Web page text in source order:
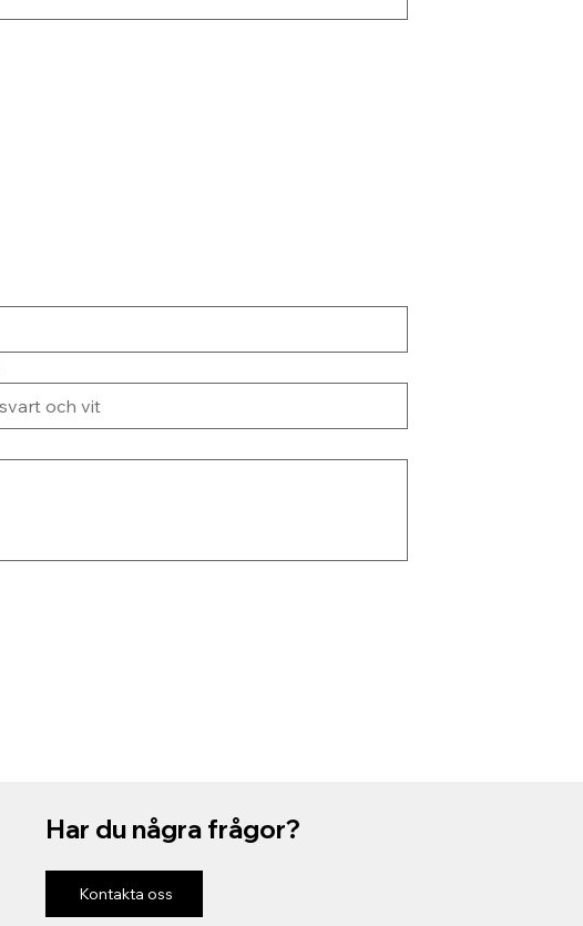
Har du några frågor?
Kontakta oss